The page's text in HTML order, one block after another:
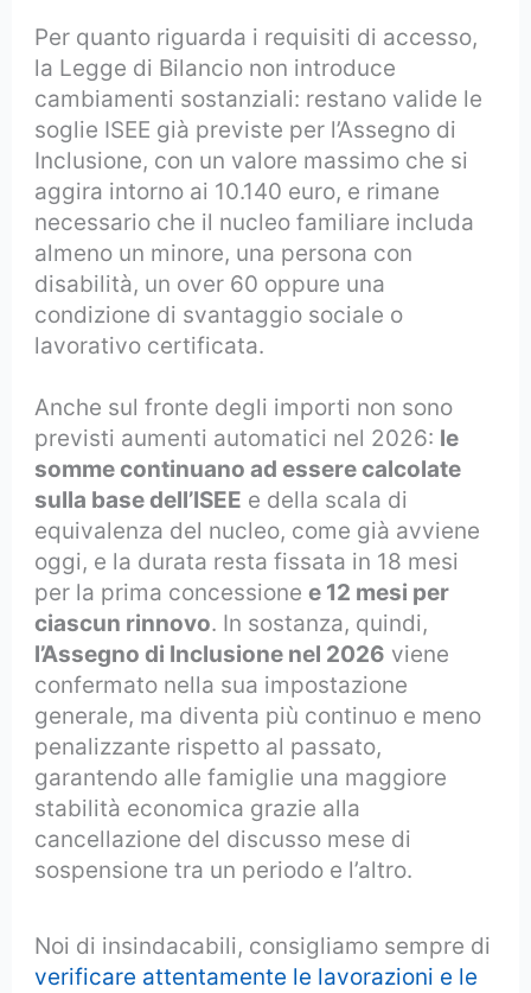
Per quanto riguarda i requisiti di accesso,
la Legge di Bilancio non introduce
cambiamenti sostanziali: restano valide le
soglie ISEE già previste per l’Assegno di
Inclusione, con un valore massimo che si
aggira intorno ai 10.140 euro, e rimane
necessario che il nucleo familiare includa
almeno un minore, una persona con
disabilità, un over 60 oppure una
condizione di svantaggio sociale o
lavorativo certificata.
Anche sul fronte degli importi non sono
previsti aumenti automatici nel 2026: le
somme continuano ad essere calcolate
sulla base dell’ISEE e della scala di
equivalenza del nucleo, come già avviene
oggi, e la durata resta fissata in 18 mesi
per la prima concessionee 12 mesi per
ciascun rinnovo. In sostanza, quindi,
l’Assegno di Inclusione nel 2026 viene
confermato nella sua impostazione
generale, ma diventa più continuo e meno
penalizzante rispetto al passato,
garantendo alle famiglie una maggiore
stabilità economica grazie alla
cancellazione del discusso mese di
sospensione tra un periodo e l’altro.
Noi di insindacabili, consigliamo sempre di
verificare attentamente le lavorazioni e le